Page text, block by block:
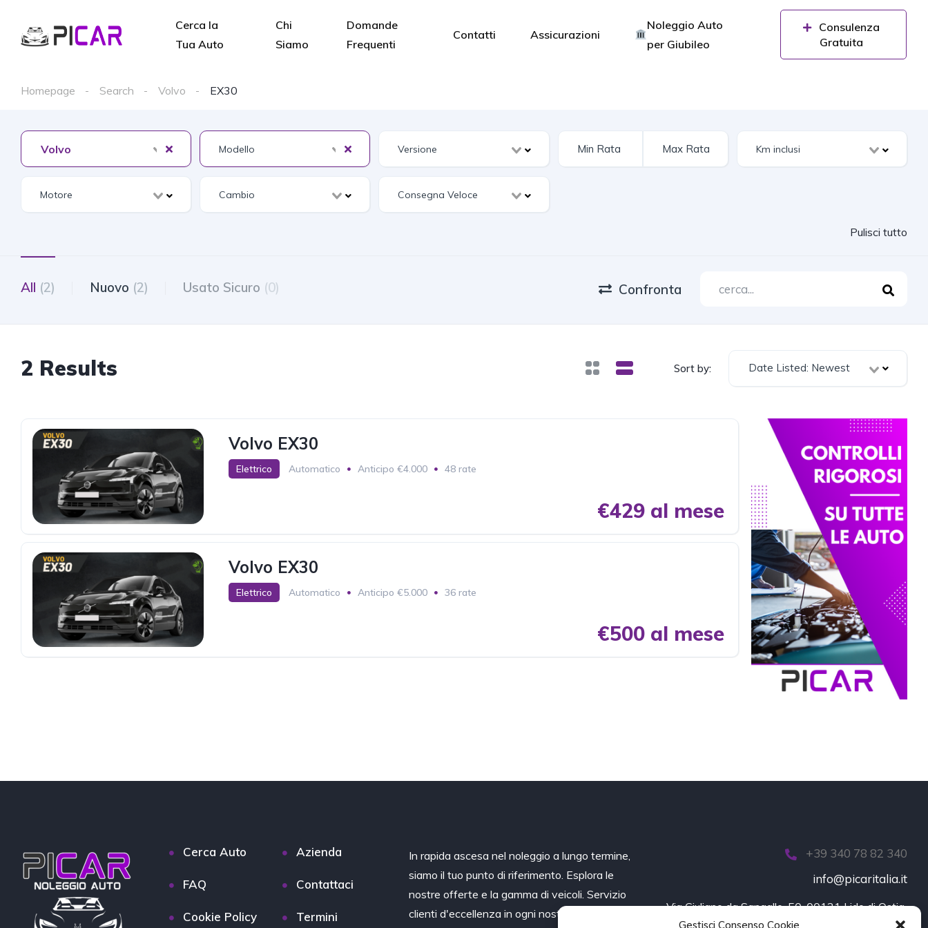
Gestisci Consenso Cookie
Cerca la
Tua Auto
Chi
Siamo
Domande
Frequenti
Contatti Assicurazioni
Noleggio Auto
per Giubileo
Consulenza
Gratuita
Homepage Search Volvo EX30
Volvo
Pulisci tutto
All (2) Nuovo (2) Usato Sicuro (0) Confronta
2 Results Sort by: Date Listed: Newest
Volvo EX30
Elettrico Automatico Anticipo €4.000
48 rate
€429 al mese
Volvo EX30
Elettrico Automatico Anticipo €5.000
36 rate
€500 al mese
Cerca Auto Azienda
FAQ Contattaci
Cookie Policy Termini
In rapida ascesa nel noleggio a lungo termine,
siamo il tuo punto di riferimento. Esplora le
nostre offerte e la gamma di veicoli. Servizio
clienti d'eccellenza in ogni nostra sede.
+39 340 78 82 340
info@picaritalia.it
Via Giuliano da Sangallo, 50, 00121 Lido di Ostia